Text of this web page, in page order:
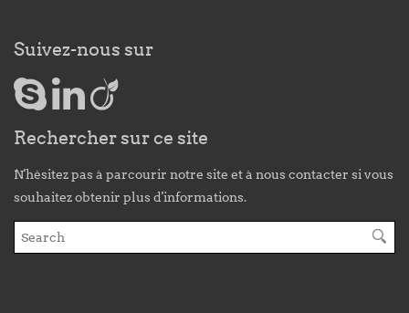
Suivez-nous sur
Rechercher sur ce site
N'hésitez pas à parcourir notre site et à nous contacter si vous
souhaitez obtenir plus d'informations.